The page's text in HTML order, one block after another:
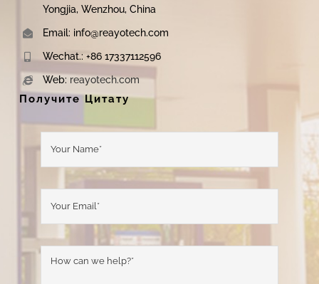
Yongjia, Wenzhou, China
Email: info@reayotech.com
Wechat.: +86 17337112596
Web: reayotech.com
Получите Цитату